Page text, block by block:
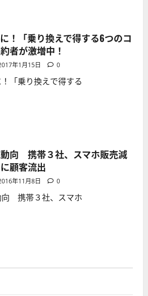
！「乗り換えで得する6つのコ
者が激増中！
年1月15日 0
「乗り換えで得する
向 携帯３社、スマホ販売減
顧客流出
年11月8日 0
向 携帯３社、スマホ